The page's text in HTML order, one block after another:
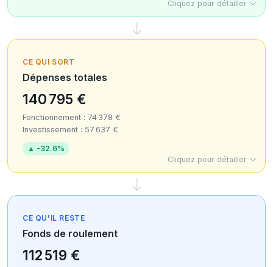
Cliquez pour détailler
CE QUI SORT
Dépenses totales
140 795 €
Fonctionnement : 74 378 €
Investissement : 57 637 €
▲ -32.6%
Cliquez pour détailler
CE QU'IL RESTE
Fonds de roulement
112 519 €